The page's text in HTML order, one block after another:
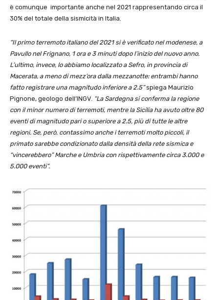
è comunque importante anche nel 2021 rappresentando circa il
30% del totale della sismicità in Italia.
“Il primo terremoto italiano del 2021 si è verificato nel modenese, a
Pavullo nel Frignano, 1 ora e 3 minuti dopo l’inizio del nuovo anno.
L’ultimo, invece, lo abbiamo localizzato a Sefro, in provincia di
Macerata, a meno di mezz’ora dalla mezzanotte: entrambi hanno
fatto registrare una magnitudo inferiore a 2.5”spiega Maurizio
Pignone, geologo dell’INGV. “La Sardegna si conferma la regione
con il minor numero di terremoti, mentre la Sicilia ha avuto oltre 80
eventi di magnitudo pari o superiore a 2.5, più di tutte le altre
regioni. Se, però, contassimo anche i terremoti molto piccoli, il
primato sarebbe condizionato dalla densità della rete sismica e
“vincerebbero” Marche e Umbria con rispettivamente circa 3.000 e
5.000 eventi”.